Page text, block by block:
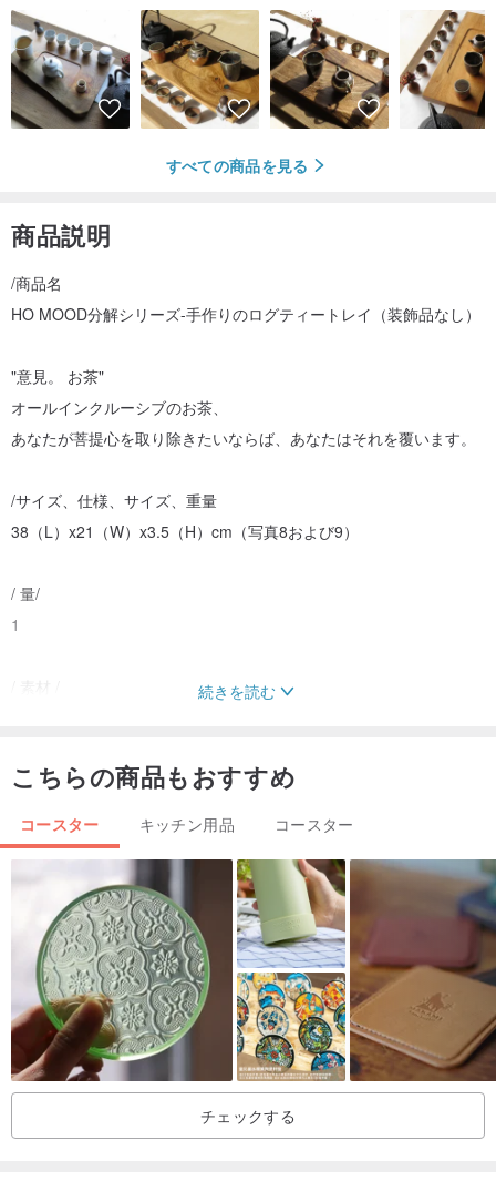
すべての商品を見る
商品説明
/商品名
HO MOOD分解シリーズ-手作りのログティートレイ（装飾品なし）
"意見。 お茶"
オールインクルーシブのお茶、
あなたが菩提心を取り除きたいならば、あなたはそれを覆います。
/サイズ、仕様、サイズ、重量
38（L）x21（W）x3.5（H）cm（写真8および9）
/ 量/
1
原産地・製造方法
※写真と実際の商品の色は、パソコンの画面やカメラの性能などによ
り異なりますので、実際の商品の色をご参照ください。
続きを読む
こちらの商品もおすすめ
コースター キッチン用品 コースター
チェックする